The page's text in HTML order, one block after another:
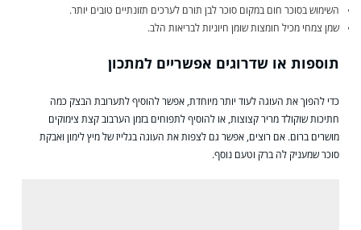
השימוש בסוכר חום במקום סוכר לבן תורם לערכים תזונתיים טובים יותר.
שמן צמחי מכיל חומצות שומן חיוניות לבריאות הלב.
תוספות או שדרוגים אפשריים למתכון
כדי להפוך את העוגה לעוד יותר מיוחדת, אפשר להוסיף לתערובת הבצק כמה
חתיכות שוקולד מריר קצוצות, או להוסיף לתפוחים בזמן הערבוב קצת צימוקים
מושרים ברום. אם רוצים, אפשר גם לצפות את העוגה בגלייז של מיץ לימון ואבקת
סוכר שמעניק לה ברק וטעם נוסף.